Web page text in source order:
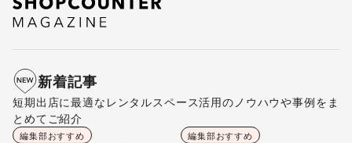
新着記事
短期出店に最適なレンタルスペース活用のノウハウや事例をま
とめてご紹介
編集部おすすめ 編集部おすすめ